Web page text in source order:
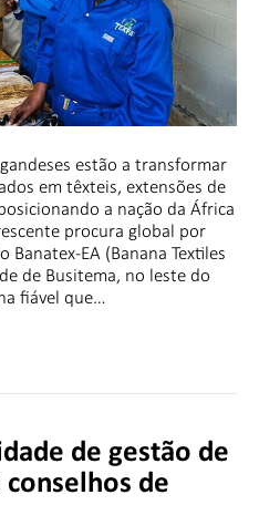
estão a transformar
em têxteis, extensões de
a nação da África
procura global por
EA (Banana Textiles
de Busitema, no leste do
fiável que…
de gestão de
de